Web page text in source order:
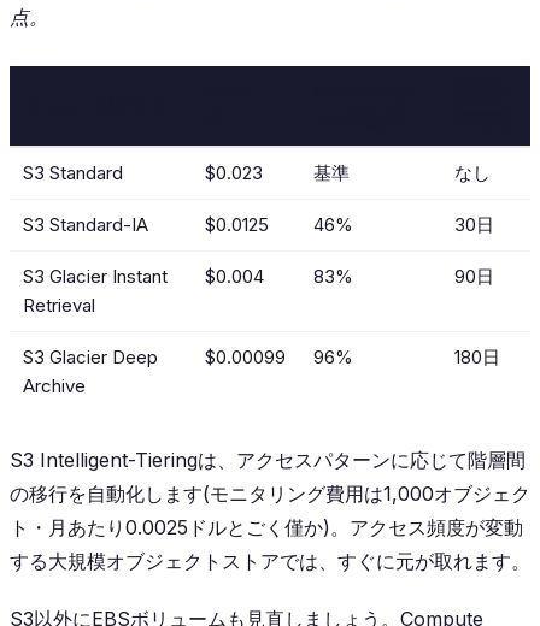
点。
S3 Standard $0.023 基準 なし
S3 Standard-IA $0.0125 46% 30日
S3 Glacier Instant
Retrieval
$0.004 83% 90日
S3 Glacier Deep
Archive
$0.00099 96% 180日
S3 Intelligent-Tieringは、アクセスパターンに応じて階層間
の移行を自動化します(モニタリング費用は1,000オブジェク
ト・月あたり0.0025ドルとごく僅か)。アクセス頻度が変動
する大規模オブジェクトストアでは、すぐに元が取れます。
S3以外にEBSボリュームも見直しましょう。Compute